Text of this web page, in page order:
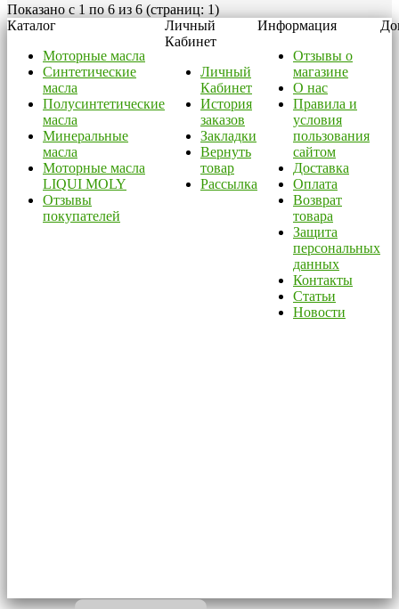
Показано с 1 по 6 из 6 (страниц: 1)
Каталог
Моторные масла
Синтетические
масла
Полусинтетические
масла
Минеральные
масла
Моторные масла
LIQUI MOLY
Отзывы
покупателей
Личный
Кабинет
Личный
Кабинет
История
заказов
Закладки
Вернуть
товар
Рассылка
Информация
Отзывы о
магазине
О нас
Правила и
условия
пользования
сайтом
Доставка
Оплата
Возврат
товара
Защита
персональных
данных
Контакты
Статьи
Новости